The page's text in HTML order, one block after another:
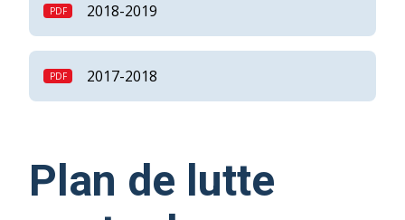
2018-2019
2017-2018
Plan de lutte